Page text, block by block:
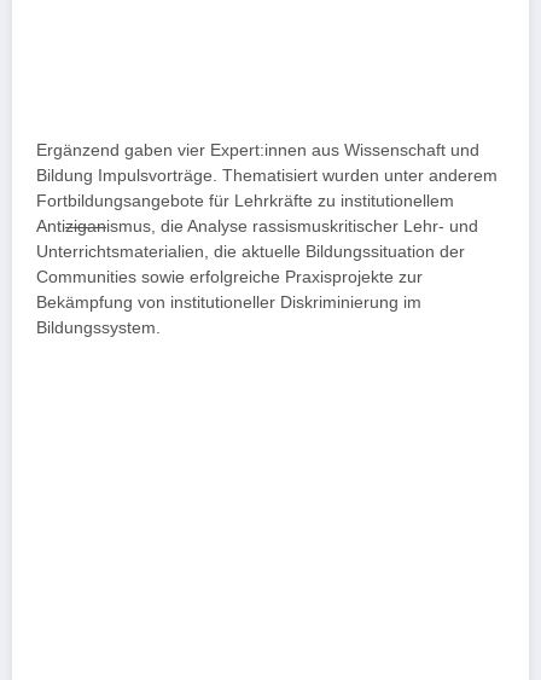
Ergänzend gaben vier Expert:innen aus Wissenschaft und
Bildung Impulsvorträge. Thematisiert wurden unter anderem
Fortbildungsangebote für Lehrkräfte zu institutionellem
Antiziganismus, die Analyse rassismuskritischer Lehr- und
Unterrichtsmaterialien, die aktuelle Bildungssituation der
Communities sowie erfolgreiche Praxisprojekte zur
Bekämpfung von institutioneller Diskriminierung im
Bildungssystem.